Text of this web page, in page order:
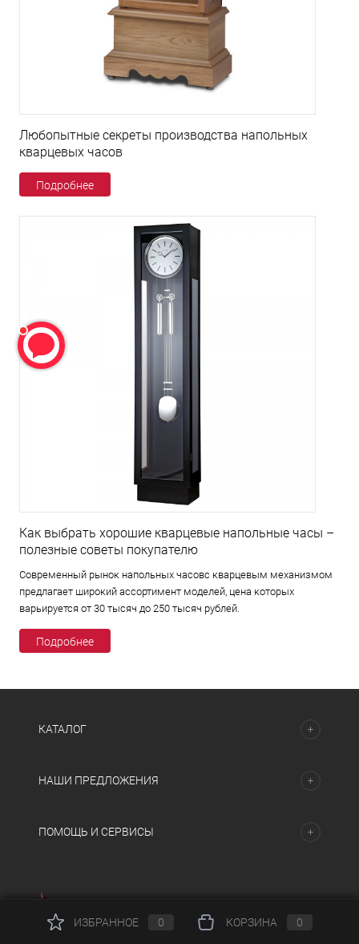
Любопытные секреты производства напольных
кварцевых часов
Подробнее
Как выбрать хорошие кварцевые напольные часы –
полезные советы покупателю
Современный рынок напольных часовс кварцевым механизмом
предлагает широкий ассортимент моделей, цена которых
варьируется от 30 тысяч до 250 тысяч рублей.
Подробнее
КАТАЛОГ
НАШИ ПРЕДЛОЖЕНИЯ
ПОМОЩЬ И СЕРВИСЫ
ИЗБРАННОЕ 0 КОРЗИНА 0